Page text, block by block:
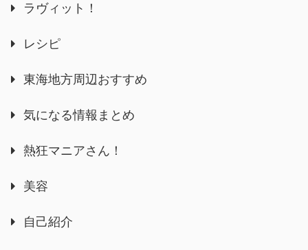
ラヴィット！
レシピ
東海地方周辺おすすめ
気になる情報まとめ
熱狂マニアさん！
美容
自己紹介